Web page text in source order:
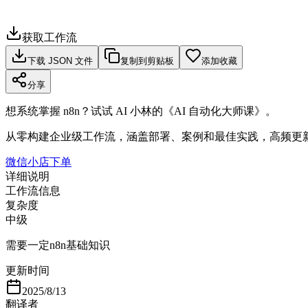
获取工作流
下载 JSON 文件 复制到剪贴板 添加收藏
分享
想系统掌握 n8n？试试 AI 小林的《AI 自动化大师课》。
从零构建企业级工作流，涵盖部署、案例和最佳实践，高频更
微信小店下单
详细说明
工作流信息
复杂度
中级
需要一定n8n基础知识
更新时间
2025/8/13
翻译者